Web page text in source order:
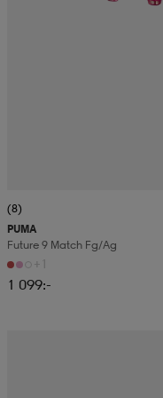
(8)
PUMA
Future 9 Match Fg/ag
+1
1 099:-